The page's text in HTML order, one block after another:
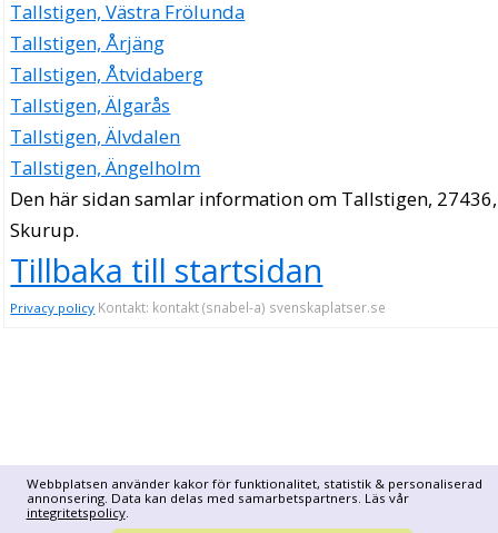
Webbplatsen använder kakor för funktionalitet, statistik & personaliserad
annonsering. Data kan delas med samarbetspartners. Läs vår
integritetspolicy.
Tallstigen, Västra Frölunda
Tallstigen, Årjäng
Tallstigen, Åtvidaberg
Tallstigen, Älgarås
Tallstigen, Älvdalen
Tallstigen, Ängelholm
Den här sidan samlar information om Tallstigen, 27436,
Skurup.
Tillbaka till startsidan
Privacy policy Kontakt: kontakt (snabel-a) svenskaplatser.se